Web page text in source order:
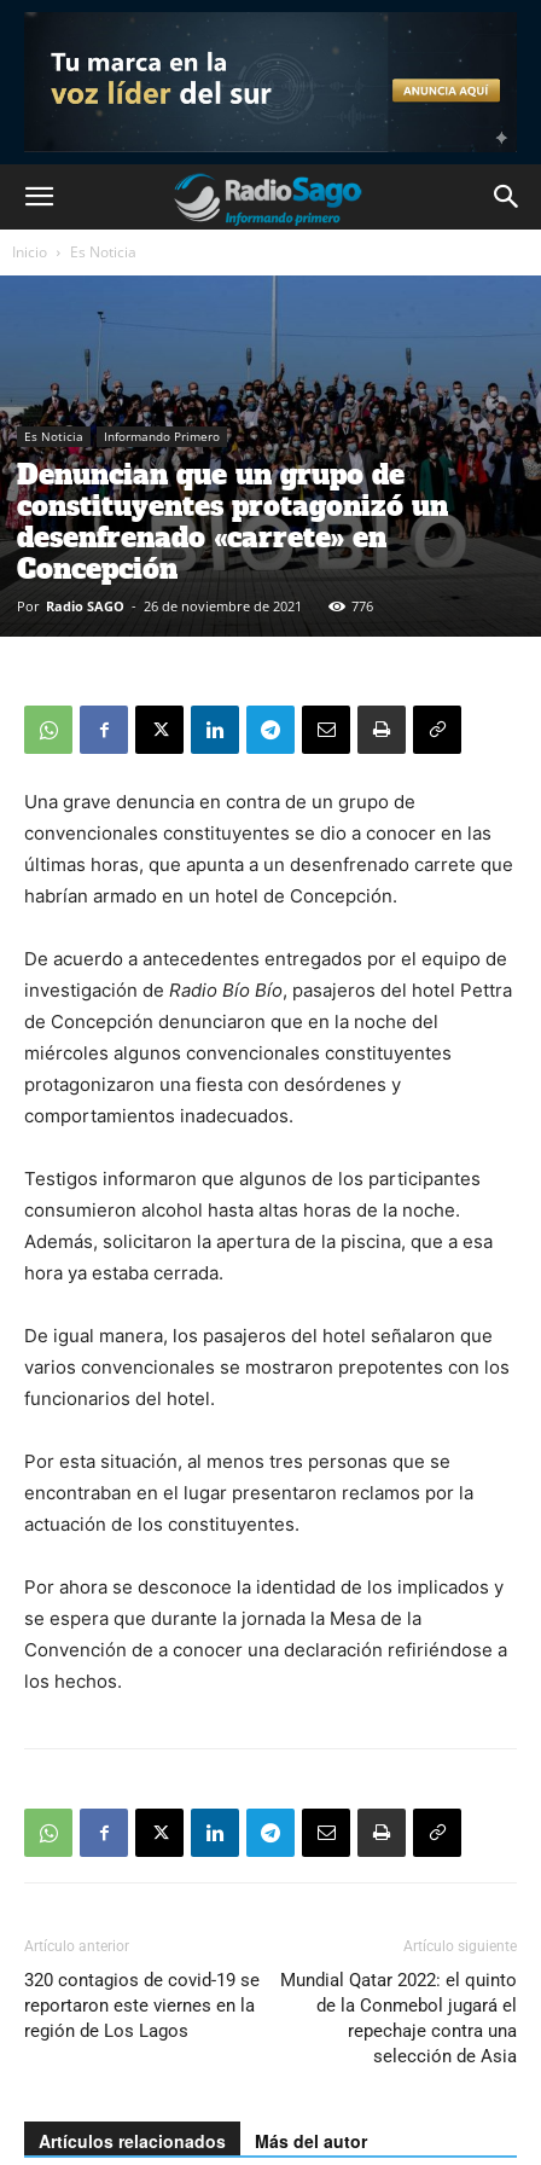
Inicio Es Noticia
Es Noticia Informando Primero
Denuncian que un grupo de
constituyentes protagonizó un
desenfrenado «carrete» en
Concepción
Por Radio SAGO - 26 de noviembre de 2021 776
Una grave denuncia en contra de un grupo de
convencionales constituyentes se dio a conocer en las
últimas horas, que apunta a un desenfrenado carrete que
habrían armado en un hotel de Concepción.
De acuerdo a antecedentes entregados por el equipo de
investigación de Radio Bío Bío, pasajeros del hotel Pettra
de Concepción denunciaron que en la noche del
miércoles algunos convencionales constituyentes
protagonizaron una fiesta con desórdenes y
comportamientos inadecuados.
Testigos informaron que algunos de los participantes
consumieron alcohol hasta altas horas de la noche.
Además, solicitaron la apertura de la piscina, que a esa
hora ya estaba cerrada.
De igual manera, los pasajeros del hotel señalaron que
varios convencionales se mostraron prepotentes con los
funcionarios del hotel.
Por esta situación, al menos tres personas que se
encontraban en el lugar presentaron reclamos por la
actuación de los constituyentes.
Por ahora se desconoce la identidad de los implicados y
se espera que durante la jornada la Mesa de la
Convención de a conocer una declaración refiriéndose a
los hechos.
Artículo anterior
320 contagios de covid-19 se
reportaron este viernes en la
región de Los Lagos
Artículo siguiente
Mundial Qatar 2022: el quinto
de la Conmebol jugará el
repechaje contra una
selección de Asia
Artículos relacionados Más del autor